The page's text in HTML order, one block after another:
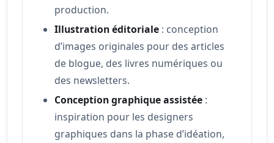
production.
Illustration éditoriale : conception
d’images originales pour des articles
de blogue, des livres numériques ou
des newsletters.
Conception graphique assistée :
inspiration pour les designers
graphiques dans la phase d’idéation,